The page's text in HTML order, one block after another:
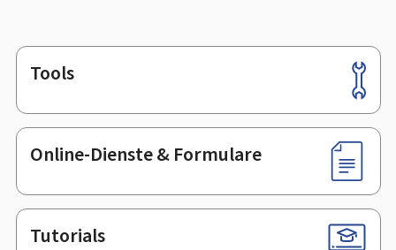
Footer
Tools
Online-Dienste & Formulare
Tutorials